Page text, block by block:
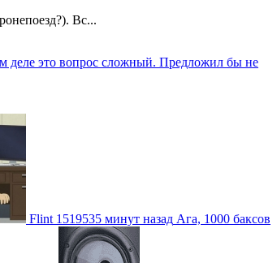
Вс...
деле это вопрос сложный. Предложил бы не
Flint 1519535 минут назад Ага, 1000 баксов